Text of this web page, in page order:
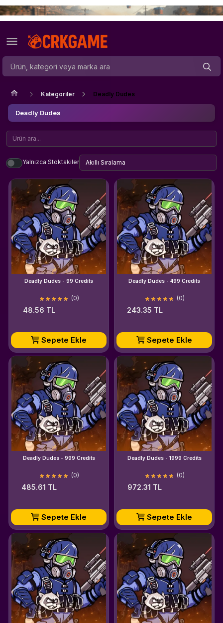
Kategoriler Deadly Dudes
Deadly Dudes
Yalnızca Stoktakiler
Deadly Dudes - 99 Credits
(0)
48.56 TL
Sepete Ekle
Deadly Dudes - 499 Credits
(0)
243.35 TL
Sepete Ekle
Deadly Dudes - 999 Credits
(0)
485.61 TL
Sepete Ekle
Deadly Dudes - 1999 Credits
(0)
972.31 TL
Sepete Ekle